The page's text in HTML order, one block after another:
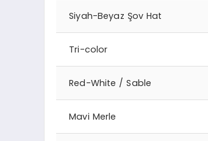
Siyah-Beyaz Şov Hat
Tri-color
Red-White / Sable
Mavi Merle